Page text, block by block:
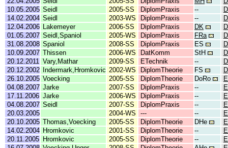
10.05.2005 Seidl 2005-SS DiplomPraxis --
14.02.2004 Seidl 2003-WS DiplomPraxis --
12.04.2006
Lakemeyer 2006-SS DiplomPraxis DK
01.05.2007 Seidl,Spaniol 2005-WS DiplomPraxis FRa
31.08.2008 Spaniol 2008-SS DiplomPraxis ES
10.09.2007 Thissen 2006-WS DatKomm StH
20.12.2011
Vary,Mathar 2009-SS ETechnik --
20.12.2002
Indermark,Hromkovic 2002-WS DiplomTheorie FS
26.10.2005 Voecking 2005-SS DiplomTheorie DoRo
04.08.2007 Jarke 2007-SS DiplomPraxis --
17.11.2006 Jarke 2006-WS DiplomPraxis --
04.08.2007 Seidl 2007-SS DiplomPraxis --
20.03.2005
2004-WS --- --
20.10.2005 Thomas,Voecking 2005-SS DiplomTheorie DHe
14.02.2004 Hromkovic 2001-SS DiplomTheorie --
20.11.2005 Hromkovic 2005-SS DiplomTheorie --